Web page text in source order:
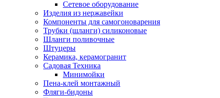
Сетевое оборудование
Изделия из нержавейки
Компоненты для самогоноварения
Трубки (шланги) силиконовые
Шланги поливочные
Штуцеры
Керамика, керамогранит
Садовая Техника
Минимойки
Пена-клей монтажный
Фляги-бидоны